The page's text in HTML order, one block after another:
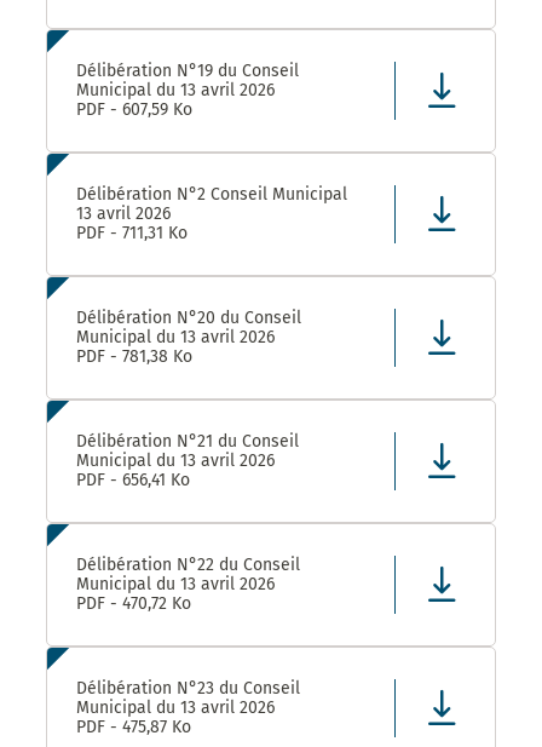
Délibération N°19 du Conseil
Municipal du 13 avril 2026
PDF - 607,59 Ko
Délibération N°2 Conseil Municipal
13 avril 2026
PDF - 711,31 Ko
Délibération N°20 du Conseil
Municipal du 13 avril 2026
PDF - 781,38 Ko
Délibération N°21 du Conseil
Municipal du 13 avril 2026
PDF - 656,41 Ko
Délibération N°22 du Conseil
Municipal du 13 avril 2026
PDF - 470,72 Ko
Délibération N°23 du Conseil
Municipal du 13 avril 2026
PDF - 475,87 Ko